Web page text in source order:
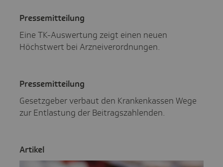
Pres­se­mit­tei­lung
Eine TK-Auswertung zeigt einen neuen
Höchstwert bei Arzneiverordnungen.
Pres­se­mit­tei­lung
Gesetzgeber verbaut den Krankenkassen Wege
zur Entlastung der Beitragszahlenden.
Artikel